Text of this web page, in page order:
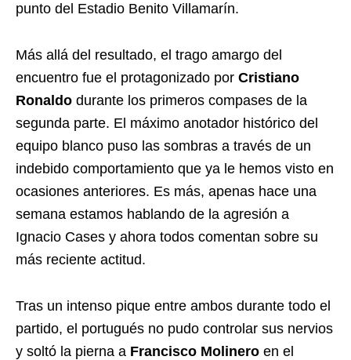
punto del Estadio Benito Villamarín.
Más allá del resultado, el trago amargo del
encuentro fue el protagonizado por Cristiano
Ronaldo durante los primeros compases de la
segunda parte. El máximo anotador histórico del
equipo blanco puso las sombras a través de un
indebido comportamiento que ya le hemos visto en
ocasiones anteriores. Es más, apenas hace una
semana estamos hablando de la agresión a
Ignacio Cases y ahora todos comentan sobre su
más reciente actitud.
Tras un intenso pique entre ambos durante todo el
partido, el portugués no pudo controlar sus nervios
y soltó la pierna a Francisco Molinero en el